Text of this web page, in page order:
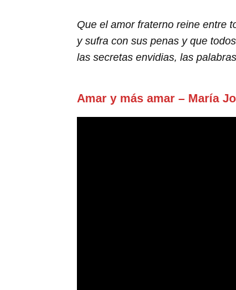
Que el amor fraterno reine entre
y sufra con sus penas y que
las secretas envidias, las
Amar y más amar – María